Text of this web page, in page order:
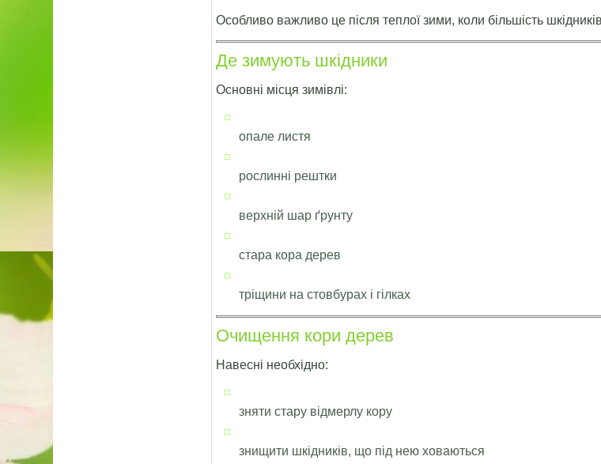
Особливо важливо це після теплої зими, коли більшість
Де зимують шкідники
Основні місця зимівлі:
опале листя
рослинні рештки
верхній шар ґрунту
стара кора дерев
тріщини на стовбурах і гілках
Очищення кори дерев
Навесні необхідно:
зняти стару відмерлу кору
знищити шкідників, що під нею ховаються